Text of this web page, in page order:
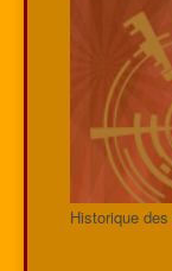
Historique des